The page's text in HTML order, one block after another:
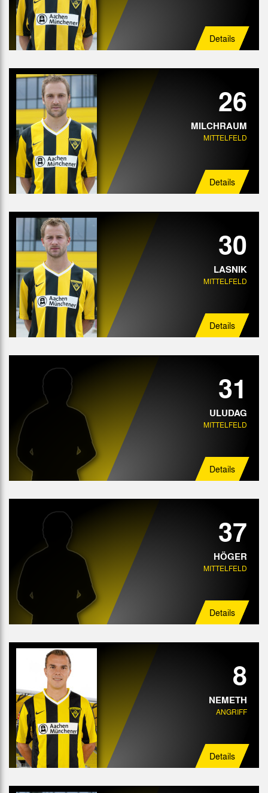
Details
26
MILCHRAUM
MITTELFELD
Details
30
LASNIK
MITTELFELD
Details
31
ULUDAG
MITTELFELD
Details
37
HÖGER
MITTELFELD
Details
8
NEMETH
ANGRIFF
Details